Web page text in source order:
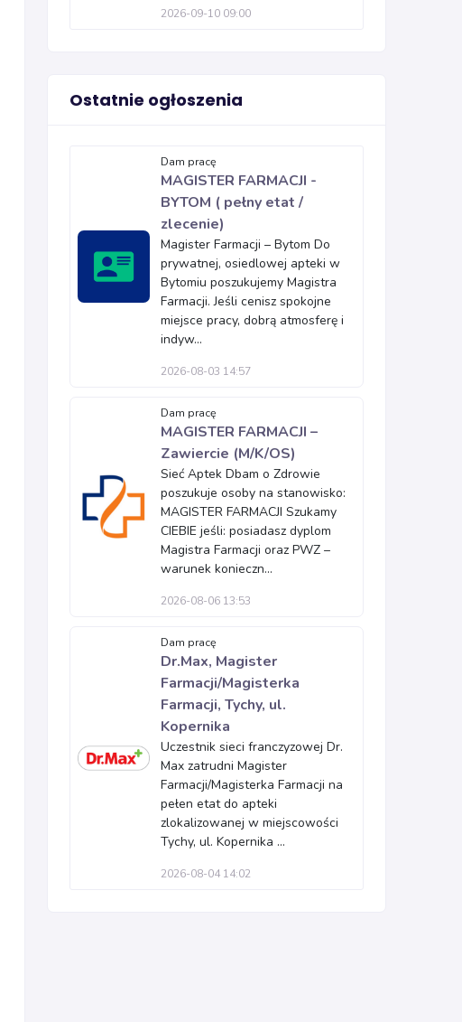
2026-09-10 09:00
Ostatnie ogłoszenia
Dam pracę
MAGISTER FARMACJI -
BYTOM ( pełny etat /
zlecenie)
Magister Farmacji – Bytom Do
prywatnej, osiedlowej apteki w
Bytomiu poszukujemy Magistra
Farmacji. Jeśli cenisz spokojne
miejsce pracy, dobrą atmosferę i
indyw...
2026-08-03 14:57
Dam pracę
MAGISTER FARMACJI –
Zawiercie (M/K/OS)
Sieć Aptek Dbam o Zdrowie
poszukuje osoby na stanowisko:
MAGISTER FARMACJI Szukamy
CIEBIE jeśli: posiadasz dyplom
Magistra Farmacji oraz PWZ –
warunek konieczn...
2026-08-06 13:53
Dam pracę
Dr.Max, Magister
Farmacji/Magisterka
Farmacji, Tychy, ul.
Kopernika
Uczestnik sieci franczyzowej Dr.
Max zatrudni Magister
Farmacji/Magisterka Farmacji na
pełen etat do apteki
zlokalizowanej w miejscowości
Tychy, ul. Kopernika ...
2026-08-04 14:02